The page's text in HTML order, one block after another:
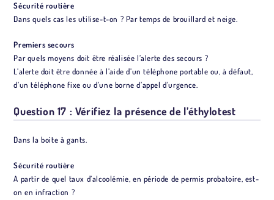
Sécurité routière
Dans quels cas les utilise-t-on ? Par temps de brouillard et neige.
Premiers secours
Par quels moyens doit être réalisée l’alerte des secours ?
L’alerte doit être donnée à l’aide d’un téléphone portable ou, à défaut,
d’un téléphone fixe ou d’une borne d’appel d’urgence.
Question 17 : Vérifiez la présence de l’éthylotest
Dans la boite à gants.
Sécurité routière
A partir de quel taux d’alcoolémie, en période de permis probatoire, est-
on en infraction ?